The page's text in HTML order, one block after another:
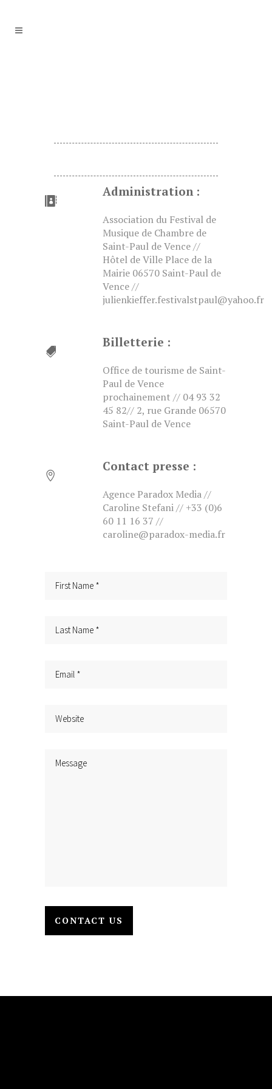
Administration :
Association du Festival de
Musique de Chambre de
Saint-Paul de Vence //
Hôtel de Ville Place de la
Mairie 06570 Saint-Paul de
Vence //
julienkieffer.festivalstpaul@yahoo.fr
Billetterie :
Office de tourisme de Saint-
Paul de Vence
prochainement // 04 93 32
45 82// 2, rue Grande 06570
Saint-Paul de Vence
Contact presse :
Agence Paradox Media //
Caroline Stefani // +33 (0)6
60 11 16 37 //
caroline@paradox-media.fr